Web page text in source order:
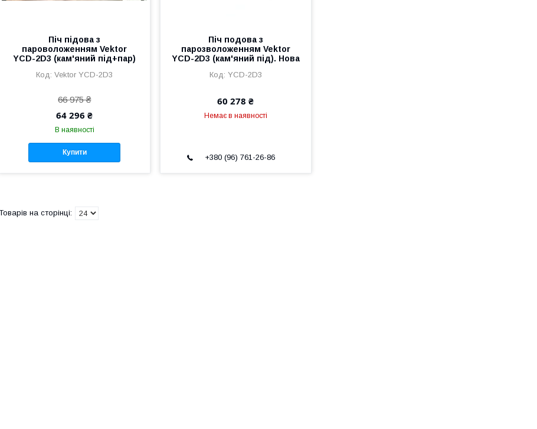
Піч підова з
пароволоженням Vektor
YCD-2D3 (кам'яний під+пар)
Vektor YCD-2D3
66 975 ₴
64 296 ₴
В наявності
Купити
Піч подова з
парозволоженням Vektor
YCD-2D3 (кам'яний під). Нова
YCD-2D3
60 278 ₴
Немає в наявності
+380 (96) 761-26-86